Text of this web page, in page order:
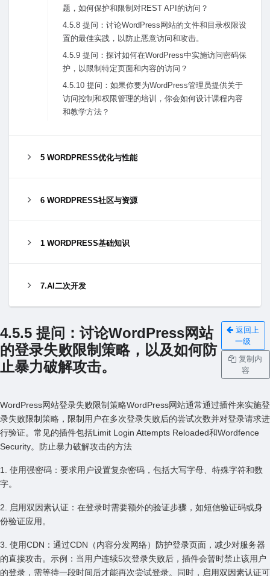
题，如何保护和限制对REST API的访问？
4.5.8 提问：讨论WordPress⽹站的⽂件和⽬录权限设
置的最佳实践，以防⽌恶意访问和攻击。
4.5.9 提问：探讨如何在WordPress中实施访问密码保
护，以限制特定页⾯和内容的访问？
4.5.10 提问：如果你要为WordPress管理员提供关于
访问控制和权限管理的培训，你会如何设计课程内容
和教学⽅法？
5 WORDPRESS优化与性能
6 WORDPRESS社区与资源
1 WORDPRESS基础知识
7.AI二次开发
4.5.5 提问：讨论WordPress⽹站
的登录失败限制策略，以及如何防
⽌暴⼒破解攻击。
返回上
一级
复制内
容
WordPress⽹站登录失败限制策略WordPress⽹站通常通过插件来实施登
录失败限制策略，限制⽤户在多次登录失败后的尝试次数并对登录请求进
⾏验证。常见的插件包括Limit Login Attempts Reloaded和Wordfence
Security。防⽌暴⼒破解攻击的⽅法
1. 使⽤强密码：要求⽤户设置复杂密码，包括⼤写字母、特殊字符和数
字。
2. 启⽤双因素认证：在登录时需要额外的验证步骤，如短信验证码或⾝
份验证应⽤。
3. 使⽤CDN：通过CDN（内容分发⽹络）防护登录页⾯，减少对服务器
的直接攻击。⽰例：当⽤户连续5次登录失败后，插件会暂时禁⽌该⽤户
的登录，需等待⼀段时间后才能再次尝试登录。同时，启⽤双因素认证可